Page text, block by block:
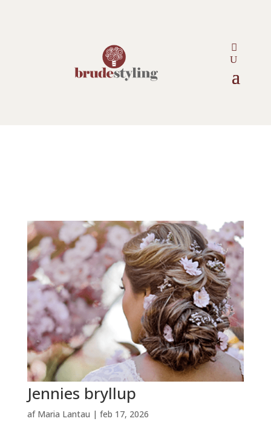
Jennies bryllup
af Maria Lantau | feb 17, 2026